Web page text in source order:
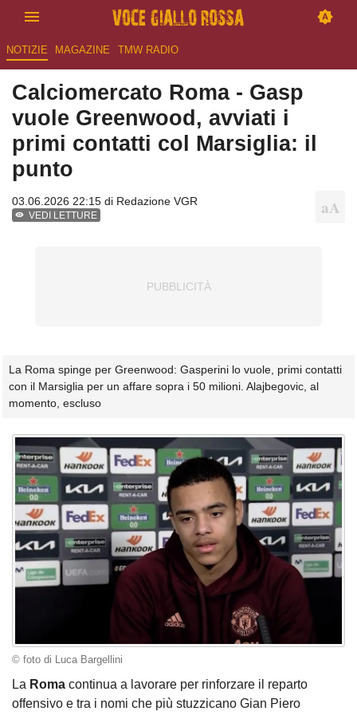
NOTIZIE MAGAZINE TMW RADIO
Calciomercato Roma - Gasp
vuole Greenwood, avviati i
primi contatti col Marsiglia: il
punto
03.06.2026 22:15 di Redazione VGR
VEDI LETTURE
La Roma spinge per Greenwood: Gasperini lo vuole, primi contatti
con il Marsiglia per un affare sopra i 50 milioni. Alajbegovic, al
momento, escluso
© foto di Luca Bargellini
La Roma continua a lavorare per rinforzare il reparto
offensivo e tra i nomi che più stuzzicano Gian Piero